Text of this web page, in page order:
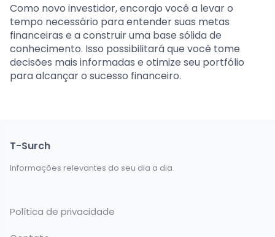
Como novo investidor, encorajo você a levar o
tempo necessário para entender suas metas
financeiras e a construir uma base sólida de
conhecimento. Isso possibilitará que você tome
decisões mais informadas e otimize seu portfólio
para alcançar o sucesso financeiro.
T-Surch
Informações relevantes do seu dia a dia.
Política de privacidade